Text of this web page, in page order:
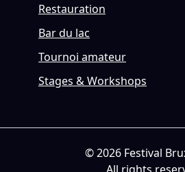
Restauration
Bar du lac
Tournoi amateur
Stages & Workshops
© 2026 Festival
All rights